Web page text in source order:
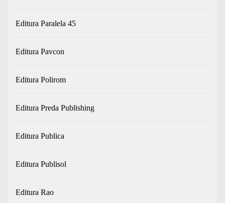
Editura Paralela 45
Editura Pavcon
Editura Polirom
Editura Preda Publishing
Editura Publica
Editura Publisol
Editura Rao